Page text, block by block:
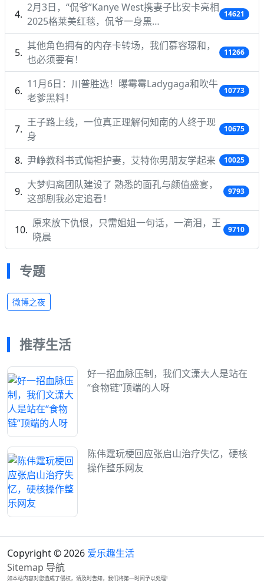
2月3日，“侃爷”Kanye West携妻子比安卡亮相
2025格莱美红毯，侃爷一身黑…
14621
其他角色拥有的内存卡转场，我们慕容璟和，
也必须要有！
11266
11月6日：川普胜选！曝霉霉Ladygaga和吹牛
老爹黑料！
10773
王子路上线，一位真正理解何知南的人终于现
身
10675
尹峥教科书式偏袒护妻，艾特你男朋友学起来 10025
大梦归离团队建设了 熟悉的面孔与颜值盛宴，
这部剧我必定追看！
9793
原来放下仇恨，只需姐姐一句话，一滴泪，王
晓晨
9710
专题
微博之夜
推荐生活
好一招血脉压制，我们文潇大人是站在
“食物链”顶端的人呀
陈伟霆玩梗回应张启山治疗失忆，硬核
操作整乐网友
Copyright © 2026 爱乐趣生活
Sitemap 导航
如本站内容对您造成了侵权，请及时告知，我们将第一时间予以处理!